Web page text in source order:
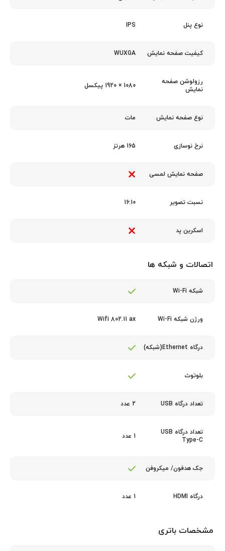
نوع پنل IPS
کیفیت صفحه نمایش WUXGA
رزولوشن صفحه
نمایش
1080 × 1920 پیکسل
نوع صفحه نمایش مات
نرخ نوسازی 165 هرتز
صفحه نمایش لمسی
نسبت تصویر 16:10
اسکرین پد
اتصالات و شبکه ها
شبکه Wi-Fi
ورژن شبکه Wi-Fi Wifi 802.11 ax
درگاه Ethernet(شبکه)
بلوتوث
تعداد درگاه USB 2 عدد
تعداد درگاه USB
Type-C
1 عدد
جک هدفون/ میکروفن
درگاه HDMI 1 عدد
مشخصات باتری